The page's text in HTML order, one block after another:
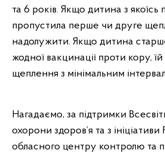
та 6 років. Якщо дитина з якоїсь
пропустила перше чи друге
надолужити. Якщо дитина
жодної вакцинації проти кору,
щеплення з мінімальним
Нагадаємо, за підтримки
охорони здоров’я та з ініціативи
обласного центру контролю та